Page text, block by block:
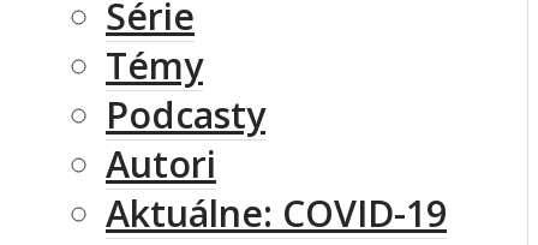
Série
Témy
Podcasty
Autori
Aktuálne: COVID-19